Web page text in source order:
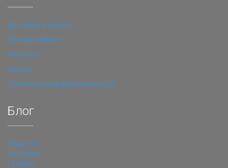
Доставка и оплата
Личный кабинет
Контакты
Услуги
Политика конфиденциальности
Блог
Новости
Полезное
Галерея